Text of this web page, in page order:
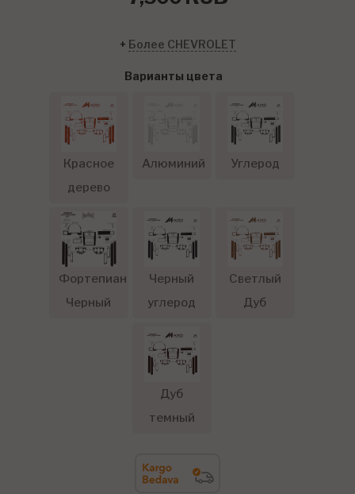
+ Более CHEVROLET
Варианты цвета
Красное
дерево
Алюминий Углерод
Фортепиано
Черный
Черный
углерод
Светлый
Дуб
Дуб
темный